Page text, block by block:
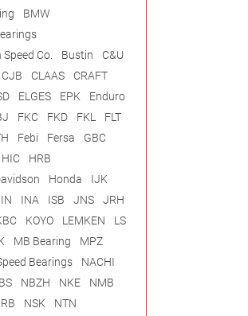
BMW
Co.
Bustin
C&U
CJB CLAAS
CRAFT
ELGES EPK
Enduro
FKC FKD FKL
FLT
Febi Fersa
GBC
HIC
HRB
Honda
IJK
INA ISB JNS
JRH
KOYO LEMKEN
LS
MB Bearing
MPZ
Bearings
NACHI
NBZH NKE
NMB
NSK
NTN